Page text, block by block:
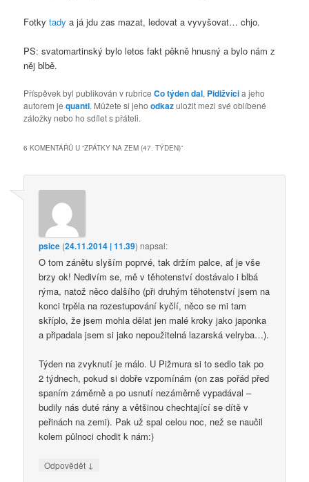
Fotkytady a já jdu zas mazat, ledovat a vyvyšovat… chjo.
PS: svatomartinský bylo letos fakt pěkně hnusný a bylo nám z
něj blbě.
Příspěvek byl publikován v rubriceCo týden dal, Pidižvícia jeho
autorem jequanti. Můžete si jehoodkazuložit mezi své oblíbené
záložky nebo ho sdílet s přáteli.
6 KOMENTÁŘŮ U “ZPÁTKY NA ZEM (47. TÝDEN)”
psice (24.11.2014 | 11.39)napsal:
O tom zánětu slyším poprvé, tak držím palce, ať je vše
brzy ok! Nedivím se, mě v těhotenství dostávalo i blbá
rýma, natož něco dalšího (při druhým těhotenství jsem na
konci trpěla na rozestupování kyčlí, něco se mi tam
skříplo, že jsem mohla dělat jen malé kroky jako japonka
a připadala jsem si jako nepoužitelná lazarská velryba…).
Týden na zvyknutí je málo. U Pižmura si to sedlo tak po
2 týdnech, pokud si dobře vzpomínám (on zas pořád před
spaním záměrně a po usnutí nezáměrně vypadával –
budily nás duté rány a většinou chechtající se dítě v
peřinách na zemi). Pak už spal celou noc, než se naučil
kolem půlnoci chodit k nám:)
Odpovědět ↓